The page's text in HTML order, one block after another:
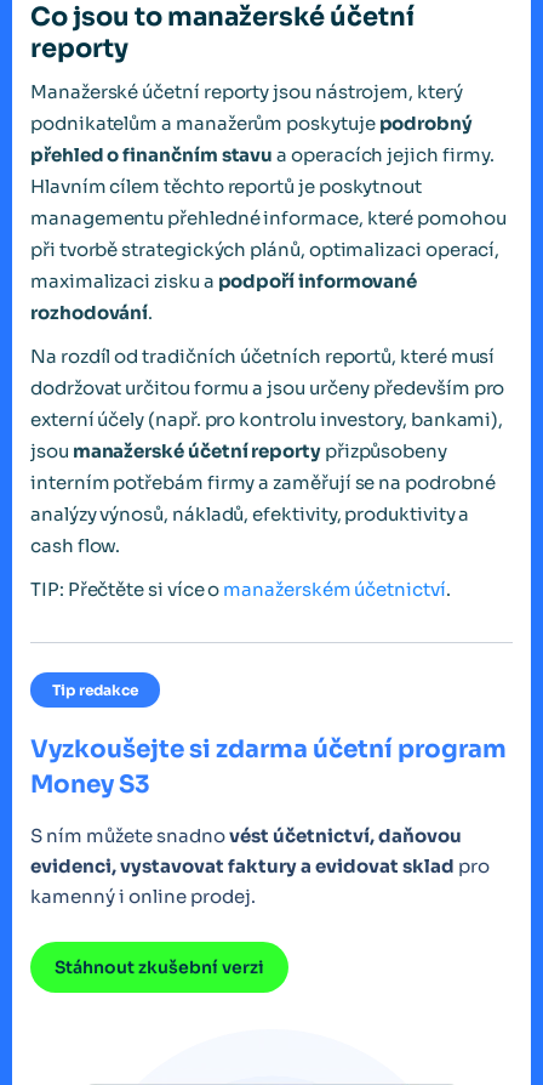
Co jsou to manažerské účetní
reporty
Manažerské účetní reporty jsou nástrojem, který
podnikatelům a manažerům poskytuje podrobný
přehled o finančním stavua operacích jejich firmy.
Hlavním cílem těchto reportů je poskytnout
managementu přehledné informace, které pomohou
při tvorbě strategických plánů, optimalizaci operací,
maximalizaci zisku a podpoří informované
rozhodování.
Na rozdíl od tradičních účetních reportů, které musí
dodržovat určitou formu a jsou určeny především pro
externí účely (např. pro kontrolu investory, bankami),
jsou manažerské účetní reportypřizpůsobeny
interním potřebám firmy a zaměřují se na podrobné
analýzy výnosů, nákladů, efektivity, produktivity a
cash flow.
TIP: Přečtěte si více o manažerském účetnictví.
Tip redakce
Vyzkoušejte si zdarma účetní program
Money S3
S ním můžete snadnovést účetnictví, daňovou
evidenci, vystavovat faktury a evidovat sklad pro
kamenný i online prodej.
Stáhnout zkušební verzi